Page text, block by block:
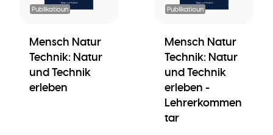
Publikatioun
Mensch Natur
Technik: Natur
und Technik
erleben
Publikatioun
Mensch Natur
Technik: Natur
und Technik
erleben -
Lehrerkommen
tar